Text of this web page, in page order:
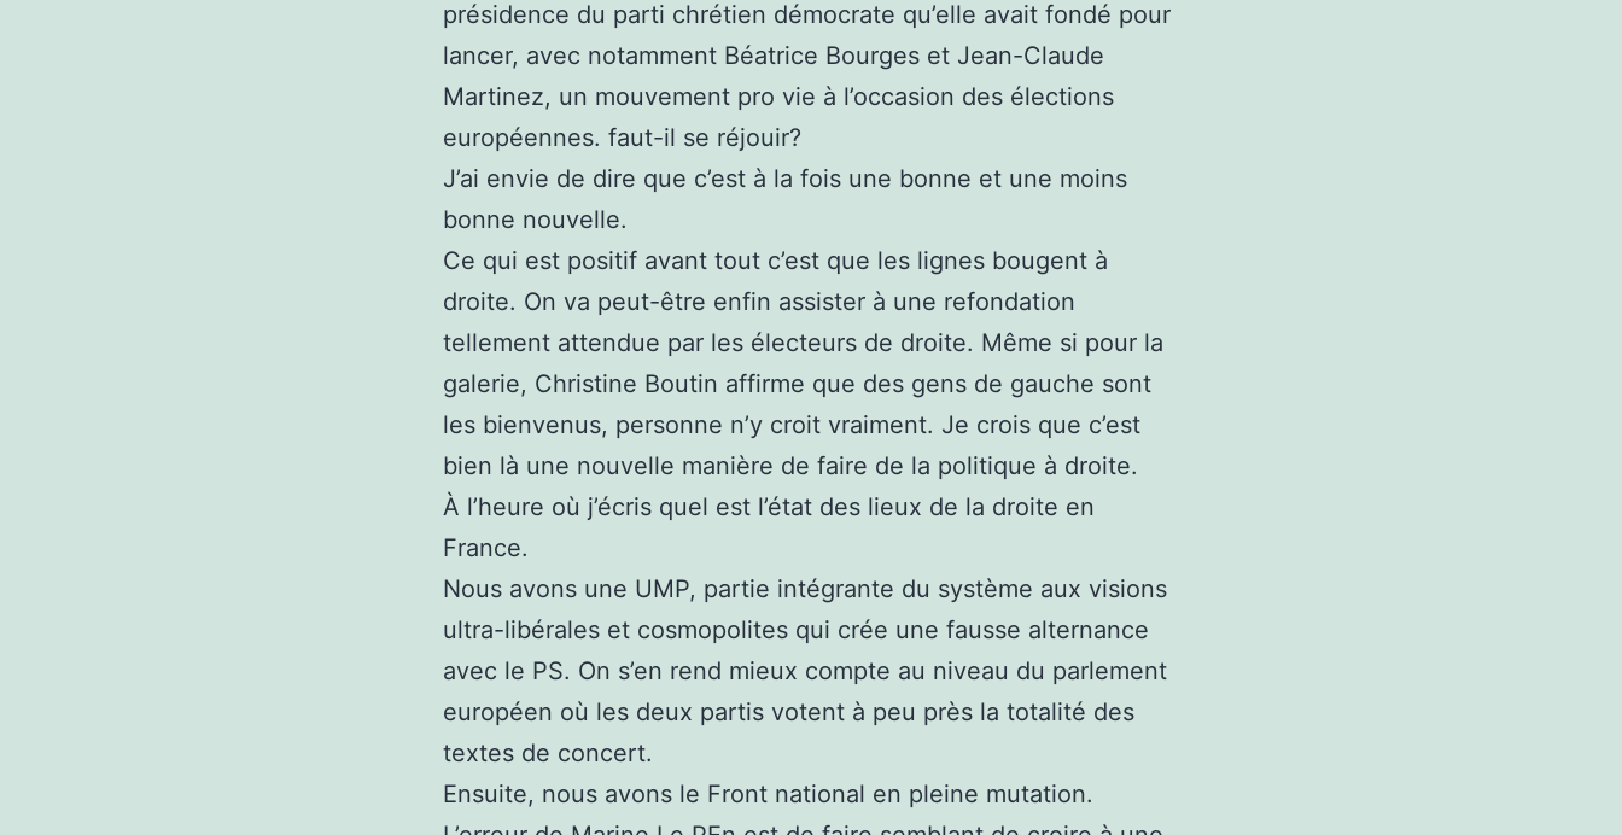
présidence du parti chrétien démocrate qu’elle avait fondé pour
lancer, avec notamment Béatrice Bourges et Jean-Claude
Martinez, un mouvement pro vie à l’occasion des élections
européennes. faut-il se réjouir?
J’ai envie de dire que c’est à la fois une bonne et une moins
bonne nouvelle.
Ce qui est positif avant tout c’est que les lignes bougent à
droite. On va peut-être enfin assister à une refondation
tellement attendue par les électeurs de droite. Même si pour la
galerie, Christine Boutin affirme que des gens de gauche sont
les bienvenus, personne n’y croit vraiment. Je crois que c’est
bien là une nouvelle manière de faire de la politique à droite.
À l’heure où j’écris quel est l’état des lieux de la droite en
France.
Nous avons une UMP, partie intégrante du système aux visions
ultra-libérales et cosmopolites qui crée une fausse alternance
avec le PS. On s’en rend mieux compte au niveau du parlement
européen où les deux partis votent à peu près la totalité des
textes de concert.
Ensuite, nous avons le Front national en pleine mutation.